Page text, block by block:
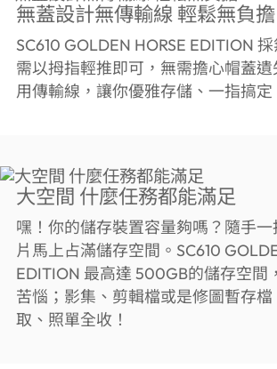
無蓋設計無傳輸線 輕鬆無負擔
SC610 GOLDEN HORSE EDITION
需以拇指輕推即可，無需擔心帽蓋
用傳輸線，讓你優雅存儲、一指搞定
大空間 什麼任務都能滿足
嘿！你的儲存裝置容量夠嗎？隨手
片馬上占滿儲存空間。SC610
EDITION 最高達 500GB的儲存空間
苦惱；影集、剪輯檔或是修圖暫存
取、照單全收！